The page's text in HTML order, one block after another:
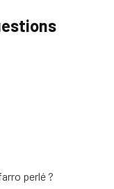
perlé ?